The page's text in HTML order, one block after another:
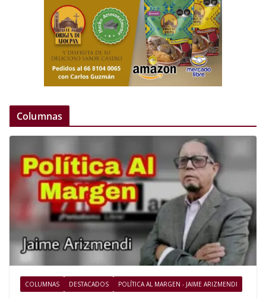
Columnas
COLUMNAS DESTACADOS POLÍTICA AL MARGEN - JAIME ARIZMENDI